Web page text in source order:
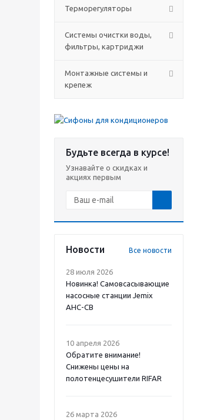
Терморегуляторы
Системы очистки воды,
фильтры, картриджи
Монтажные системы и
крепеж
Будьте всегда в курсе!
Узнавайте о скидках и
акциях первым
Новости Все новости
28 июля 2026
Новинка! Самовсасывающие
насосные станции Jemix
АНС-СВ
10 апреля 2026
Обратите внимание!
Снижены цены на
полотенцесушители RIFAR
26 марта 2026